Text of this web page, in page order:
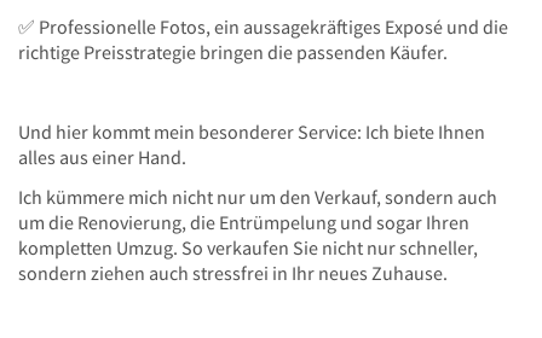
✅ Professionelle Fotos, ein aussagekräftiges Exposé und die
richtige Preisstrategie bringen die passenden Käufer.
Und hier kommt mein besonderer Service: Ich biete Ihnen
alles aus einer Hand.
Ich kümmere mich nicht nur um den Verkauf, sondern auch
um die Renovierung, die Entrümpelung und sogar Ihren
kompletten Umzug. So verkaufen Sie nicht nur schneller,
sondern ziehen auch stressfrei in Ihr neues Zuhause.